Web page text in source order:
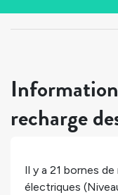
recharge
Il y a 21 bornes de
électriques